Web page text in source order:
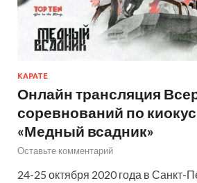
КАРАТЕ
Онлайн трансляция
соревнований по
«Медный всадник»
Оставьте комментарий
24-25 октября 2020 года в Санкт-